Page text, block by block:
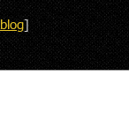
blog]